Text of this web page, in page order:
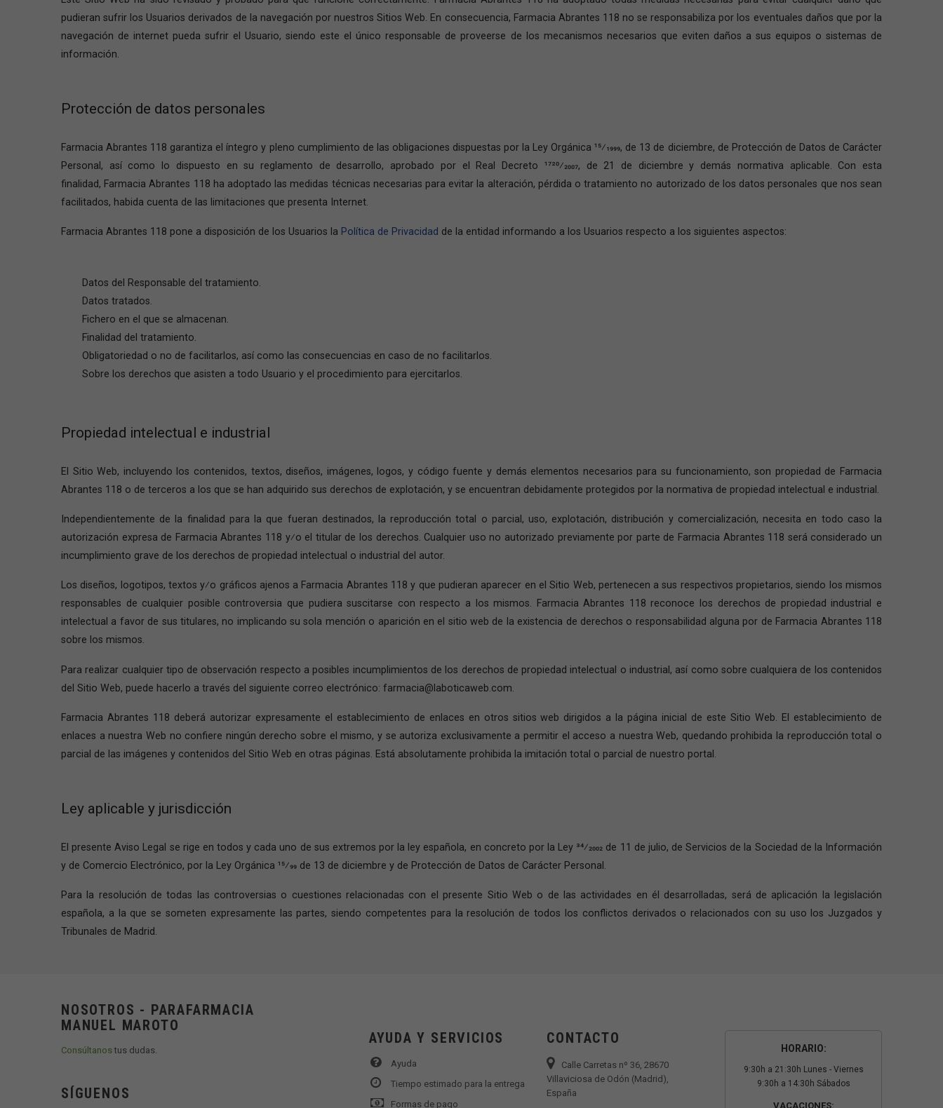
pudieran sufrir los Usuarios derivados de la navegación por nuestros Sitios Web. En consecuencia, Farmacia Abrantes 118 no se responsabiliza por los eventuales daños que por la
navegación de internet pueda sufrir el Usuario, siendo este el único responsable de proveerse de los mecanismos necesarios que eviten daños a sus equipos o sistemas de
información.
Protección de datos personales
Farmacia Abrantes 118 garantiza el íntegro y pleno cumplimiento de las obligaciones dispuestas por la Ley Orgánica 15⁄1999, de 13 de diciembre, de Protección de Datos de Carácter
Personal, así como lo dispuesto en su reglamento de desarrollo, aprobado por el Real Decreto 1720⁄2007, de 21 de diciembre y demás normativa aplicable. Con esta
finalidad, Farmacia Abrantes 118 ha adoptado las medidas técnicas necesarias para evitar la alteración, pérdida o tratamiento no autorizado de los datos personales que nos sean
facilitados, habida cuenta de las limitaciones que presenta Internet.
Farmacia Abrantes 118 pone a disposición de los Usuarios la Política de Privacidad de la entidad informando a los Usuarios respecto a los siguientes aspectos:
Datos del Responsable del tratamiento.
Datos tratados.
Fichero en el que se almacenan.
Finalidad del tratamiento.
Obligatoriedad o no de facilitarlos, así como las consecuencias en caso de no facilitarlos.
Sobre los derechos que asisten a todo Usuario y el procedimiento para ejercitarlos.
Propiedad intelectual e industrial
El Sitio Web, incluyendo los contenidos, textos, diseños, imágenes, logos, y código fuente y demás elementos necesarios para su funcionamiento, son propiedad de Farmacia
Abrantes 118 o de terceros a los que se han adquirido sus derechos de explotación, y se encuentran debidamente protegidos por la normativa de propiedad intelectual e industrial.
Independientemente de la finalidad para la que fueran destinados, la reproducción total o parcial, uso, explotación, distribución y comercialización, necesita en todo caso la
autorización expresa de Farmacia Abrantes 118 y⁄o el titular de los derechos. Cualquier uso no autorizado previamente por parte de Farmacia Abrantes 118 será considerado un
incumplimiento grave de los derechos de propiedad intelectual o industrial del autor.
Los diseños, logotipos, textos y⁄o gráficos ajenos a Farmacia Abrantes 118 y que pudieran aparecer en el Sitio Web, pertenecen a sus respectivos propietarios, siendo los mismos
responsables de cualquier posible controversia que pudiera suscitarse con respecto a los mismos. Farmacia Abrantes 118 reconoce los derechos de propiedad industrial e
intelectual a favor de sus titulares, no implicando su sola mención o aparición en el sitio web de la existencia de derechos o responsabilidad alguna por de Farmacia Abrantes 118
sobre los mismos.
Para realizar cualquier tipo de observación respecto a posibles incumplimientos de los derechos de propiedad intelectual o industrial, así como sobre cualquiera de los contenidos
del Sitio Web, puede hacerlo a través del siguiente correo electrónico: farmacia@laboticaweb.com.
Farmacia Abrantes 118 deberá autorizar expresamente el establecimiento de enlaces en otros sitios web dirigidos a la página inicial de este Sitio Web. El establecimiento de
enlaces a nuestra Web no confiere ningún derecho sobre el mismo, y se autoriza exclusivamente a permitir el acceso a nuestra Web, quedando prohibida la reproducción total o
parcial de las imágenes y contenidos del Sitio Web en otras páginas. Está absolutamente prohibida la imitación total o parcial de nuestro portal.
Ley aplicable y jurisdicción
El presente Aviso Legal se rige en todos y cada uno de sus extremos por la ley española, en concreto por la Ley 34⁄2002 de 11 de julio, de Servicios de la Sociedad de la Información
y de Comercio Electrónico, por la Ley Orgánica 15⁄99 de 13 de diciembre y de Protección de Datos de Carácter Personal.
Para la resolución de todas las controversias o cuestiones relacionadas con el presente Sitio Web o de las actividades en él desarrolladas, será de aplicación la legislación
española, a la que se someten expresamente las partes, siendo competentes para la resolución de todos los conflictos derivados o relacionados con su uso los Juzgados y
Tribunales de Madrid.
NOSOTROS - PARAFARMACIA
MANUEL MAROTO
Consúltanostus dudas.
SÍGUENOS
AYUDA Y SERVICIOS
Ayuda
Tiempo estimado para la entrega
Formas de pago
CONTACTO
Calle Carretas nº 36, 28670
Villaviciosa de Odón (Madrid),
España
HORARIO:
9:30h a 21:30h Lunes - Viernes
9:30h a 14:30h Sábados
VACACIONES: